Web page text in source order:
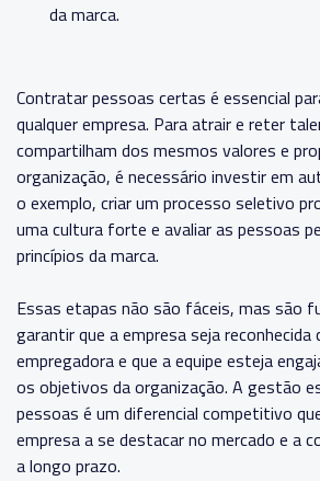
da marca.
Contratar pessoas certas é essencial
qualquer empresa. Para atrair e reter
compartilham dos mesmos valores e
organização, é necessário investir em
o exemplo, criar um processo seletivo
uma cultura forte e avaliar as pessoas
princípios da marca.
Essas etapas não são fáceis, mas são
garantir que a empresa seja reconhecida
empregadora e que a equipe esteja
os objetivos da organização. A gestão
pessoas é um diferencial competitivo
empresa a se destacar no mercado e a
a longo prazo.